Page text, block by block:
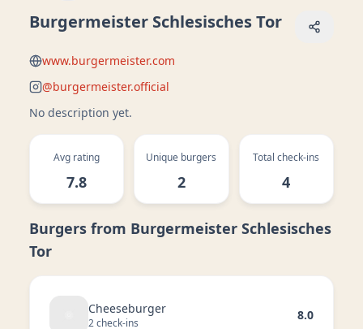
Burgermeister Schlesisches Tor
www.burgermeister.com
@burgermeister.official
No description yet.
Avg rating
7.8
Unique burgers
2
Total check-ins
4
Burgers from Burgermeister Schlesisches
Tor
Cheeseburger
2check-ins
8.0